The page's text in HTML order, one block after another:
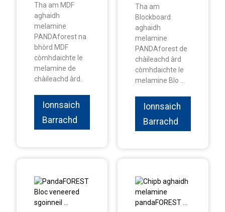
Tha am MDF
aghaidh
melamine
PANDAforest na
bhòrd MDF
còmhdaichte le
melamine de
chàileachd àrd.
Ionnsaich
Barrachd
Tha am
Blockboard
aghaidh
melamine
PANDAforest de
chàileachd àrd
còmhdaichte le
melamine Blo ...
Ionnsaich
Barrachd